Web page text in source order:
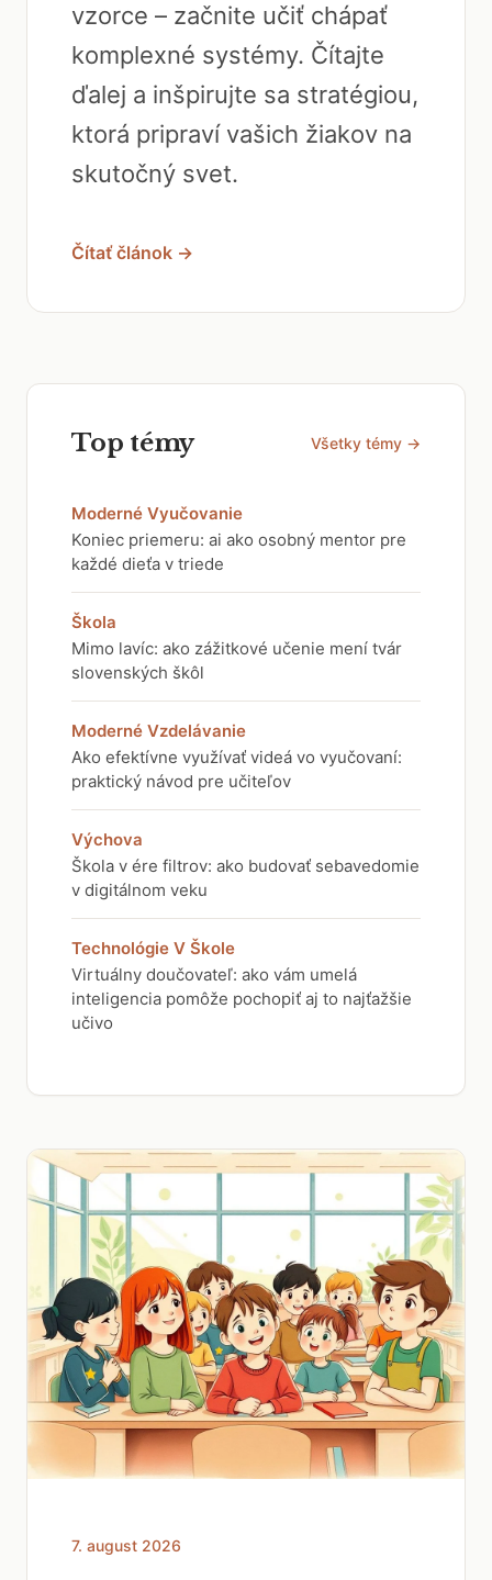
vzorce – začnite učiť chápať
komplexné systémy. Čítajte
ďalej a inšpirujte sa stratégiou,
ktorá pripraví vašich žiakov na
skutočný svet.
Čítať článok →
Top témy Všetky témy →
Moderné Vyučovanie
Koniec priemeru: ai ako osobný mentor pre
každé dieťa v triede
Škola
Mimo lavíc: ako zážitkové učenie mení tvár
slovenských škôl
Moderné Vzdelávanie
Ako efektívne využívať videá vo vyučovaní:
praktický návod pre učiteľov
Výchova
Škola v ére filtrov: ako budovať sebavedomie
v digitálnom veku
Technológie V Škole
Virtuálny doučovateľ: ako vám umelá
inteligencia pomôže pochopiť aj to najťažšie
učivo
7. august 2026